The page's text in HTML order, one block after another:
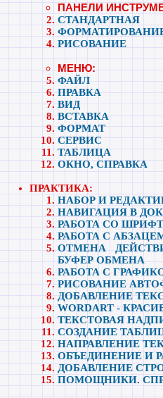
ПАНЕЛИ
СТАНДАРТНАЯ
РИСОВАНИЕ
МЕНЮ:
ФАЙЛ
ПРАВКА
ВИД
ВСТАВКА
ФОРМАТ
СЕРВИС
ТАБЛИЦА
ОКНО, СПРАВКА
ПРАКТИКА:
НАБОР И
НАВИГАЦИЯ В
РАБОТА СО
РАБОТА С
ОТМЕНА
БУФЕР ОБМЕНА
РАБОТА С
РИСОВАНИЕ
ДОБАВЛЕНИЕ
WORDART -
ТЕКСТОВАЯ
СОЗДАНИЕ
НАПРАВЛЕНИЕ
ОБЪЕДИНЕНИЕ И
ДОБАВЛЕНИЕ
ПОМОЩНИКИ.